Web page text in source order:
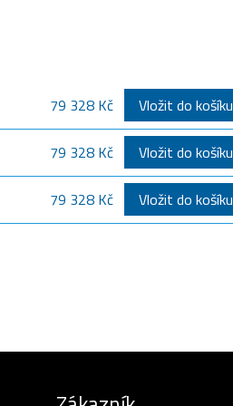
79 328 Kč Vložit do košíku
79 328 Kč Vložit do košíku
79 328 Kč Vložit do košíku